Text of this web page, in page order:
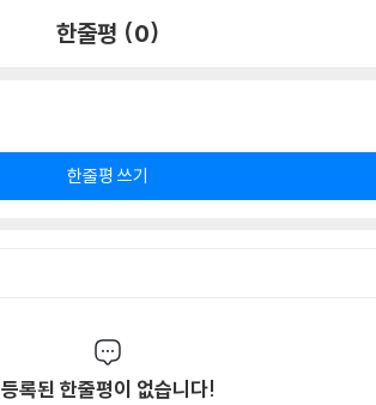
한줄평 (0)
한줄평 쓰기
등록된 한줄평이 없습니다!